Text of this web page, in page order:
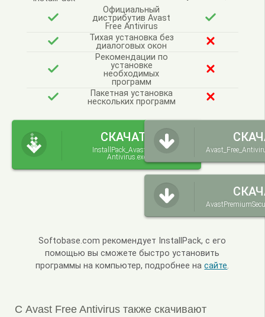
Официальный
дистрибутив Avast
Free Antivirus
Тихая установка без
диалоговых окон
Рекомендации по
установке
необходимых
программ
Пакетная установка
нескольких программ
СКАЧАТЬ
InstallPack_Avast-Free-
Antivirus.exe
Softobase.com рекомендует InstallPack, с его
помощью вы сможете быстро установить
программы на компьютер, подробнее насайте.
С Avast Free Antivirus также скачивают